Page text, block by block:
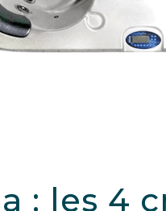
: les 4